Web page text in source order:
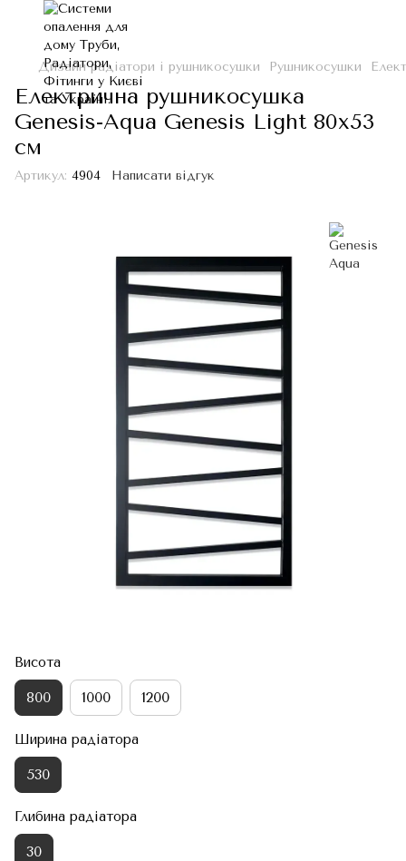
Дизайн радіатори і рушникосушки Рушникосушки
Електрична рушникосушка
Genesis-Aqua Genesis Light 80x53
см
Артикул: 4904 Написати відгук
Висота
800 1000 1200
Ширина радіатора
530
Глибина радіатора
30